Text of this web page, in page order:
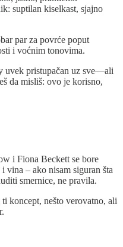
suptilan kiselkast, sjajno
par za povrće poput
i voćnim tonovima.
uvek pristupačan uz sve—ali
da misliš: ovo je korisno,
i Fiona Beckett se bore
vina – ako nisam siguran šta
smernice, ne pravila.
koncept, nešto verovatno, ali